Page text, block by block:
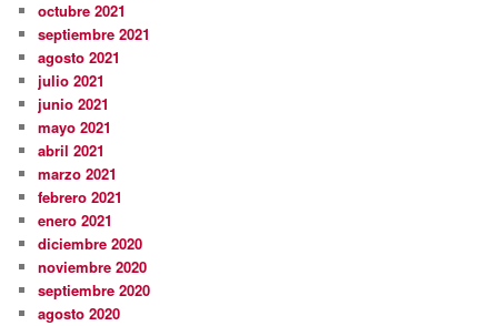
octubre 2021
septiembre 2021
agosto 2021
julio 2021
junio 2021
mayo 2021
abril 2021
marzo 2021
febrero 2021
enero 2021
diciembre 2020
noviembre 2020
septiembre 2020
agosto 2020